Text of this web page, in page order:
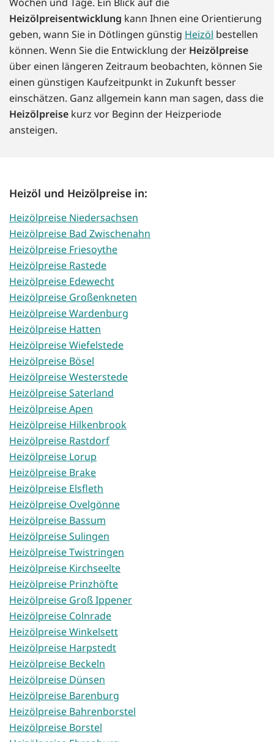
Heizölpreisentwicklung kann Ihnen eine Orientierung
geben, wann Sie in Dötlingen günstig Heizöl bestellen
können. Wenn Sie die Entwicklung der Heizölpreise
über einen längeren Zeitraum beobachten, können Sie
einen günstigen Kaufzeitpunkt in Zukunft besser
einschätzen. Ganz allgemein kann man sagen, dass die
Heizölpreise kurz vor Beginn der Heizperiode
ansteigen.
Heizöl und Heizölpreise in:
Heizölpreise Niedersachsen
Heizölpreise Bad Zwischenahn
Heizölpreise Friesoythe
Heizölpreise Rastede
Heizölpreise Edewecht
Heizölpreise Großenkneten
Heizölpreise Wardenburg
Heizölpreise Hatten
Heizölpreise Wiefelstede
Heizölpreise Bösel
Heizölpreise Westerstede
Heizölpreise Saterland
Heizölpreise Apen
Heizölpreise Hilkenbrook
Heizölpreise Rastdorf
Heizölpreise Lorup
Heizölpreise Brake
Heizölpreise Elsfleth
Heizölpreise Ovelgönne
Heizölpreise Bassum
Heizölpreise Sulingen
Heizölpreise Twistringen
Heizölpreise Kirchseelte
Heizölpreise Prinzhöfte
Heizölpreise Groß Ippener
Heizölpreise Colnrade
Heizölpreise Winkelsett
Heizölpreise Harpstedt
Heizölpreise Beckeln
Heizölpreise Dünsen
Heizölpreise Barenburg
Heizölpreise Bahrenborstel
Heizölpreise Borstel